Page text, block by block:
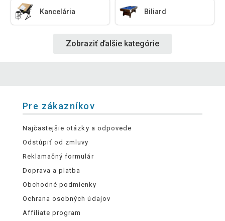
Kancelária Biliard
Zobraziť ďalšie kategórie
Pre zákazníkov
Najčastejšie otázky a odpovede
Odstúpiť od zmluvy
Reklamačný formulár
Doprava a platba
Obchodné podmienky
Ochrana osobných údajov
Affiliate program